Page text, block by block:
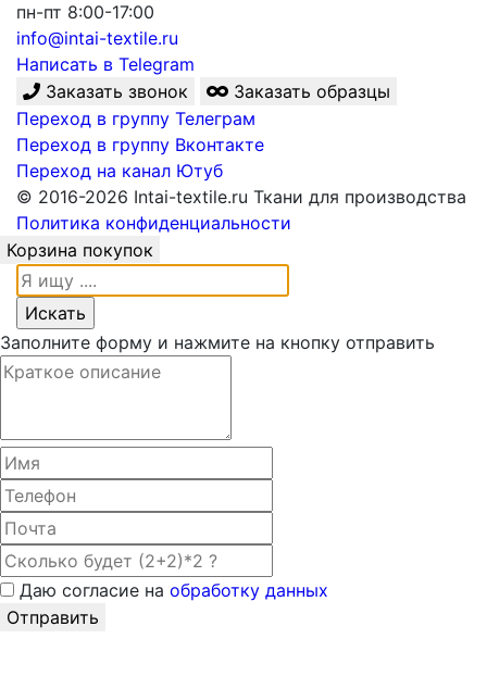
пн-пт 8:00-17:00
info@intai-textile.ru
Написать в Telegram
Заказать звонок
Заказать образцы
Переход в группу Телеграм
Переход в группу Вконтакте
Переход на канал Ютуб
© 2016-2026 Intai-textile.ru Ткани для производства
Политика конфиденциальности
Корзина покупок
Заполните форму и нажмите на кнопку отправить
Даю согласие на обработку данных
Отправить